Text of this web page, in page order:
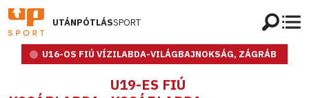
UTÁNPÓTLÁSSPORT
U16-OS FIÚ VÍZILABDA-VILÁGBAJNOKSÁG, ZÁGRÁB
U19-ES FIÚ